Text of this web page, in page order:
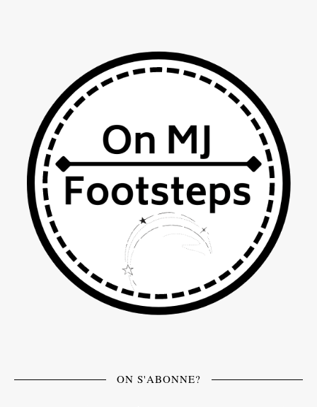
ON S'ABONNE?